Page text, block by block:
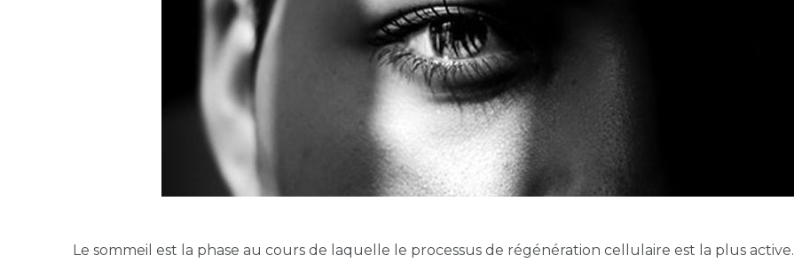
Le sommeil est la phase au cours de laquelle le processus de régénération cellulaire est la plus active.